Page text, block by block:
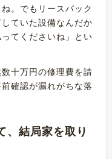
。でもリースバック
ていた設備なんだか
てくださいね」とい
十万円の修理費を請
確認が漏れがちな落
、結局家を取り